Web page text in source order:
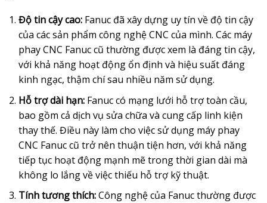
Độ tin cậy cao:Fanuc đã xây dựng uy tín về độ tin cậy
của các sản phẩm công nghệ CNC của mình. Các máy
phay CNC Fanuc cũ thường được xem là đáng tin cậy,
với khả năng hoạt động ổn định và hiệu suất đáng
kinh ngạc, thậm chí sau nhiều năm sử dụng.
Hỗ trợ dài hạn:Fanuc có mạng lưới hỗ trợ toàn cầu,
bao gồm cả dịch vụ sửa chữa và cung cấp linh kiện
thay thế. Điều này làm cho việc sử dụng máy phay
CNC Fanuc cũ trở nên thuận tiện hơn, với khả năng
tiếp tục hoạt động mạnh mẽ trong thời gian dài mà
không lo lắng về việc thiếu hỗ trợ kỹ thuật.
Tính tương thích:Công nghệ của Fanuc thường được